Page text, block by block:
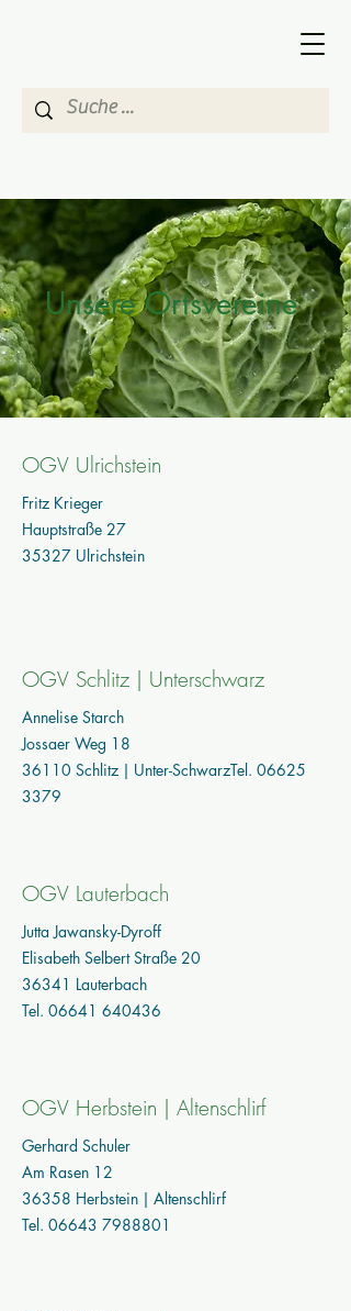
Unsere Ortsvereine
OGV Ulrichstein
Fritz Krieger
Hauptstraße 27
35327 Ulrichstein
OGV Schlitz | Unterschwarz
Annelise Starch
Jossaer Weg 18
36110 Schlitz | Unter-SchwarzTel. 06625
3379
OGV Lauterbach
Jutta Jawansky-Dyroff
Elisabeth Selbert Straße 20
36341 Lauterbach
Tel. 06641 640436
OGV Herbstein | Altenschlirf
Gerhard Schuler
Am Rasen 12
36358 Herbstein | Altenschlirf
Tel. 06643 7988801